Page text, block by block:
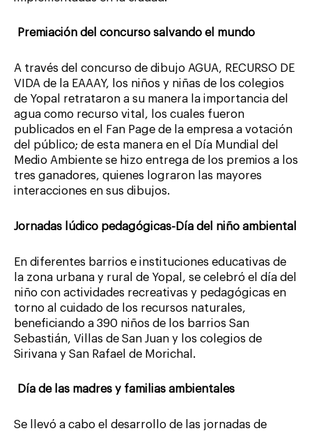
Premiación del concurso salvando el mundo
A través del concurso de dibujo AGUA, RECURSO DE
VIDA de la EAAAY, los niños y niñas de los colegios
de Yopal retrataron a su manera la importancia del
agua como recurso vital, los cuales fueron
publicados en el Fan Page de la empresa a votación
del público; de esta manera en el Día Mundial del
Medio Ambiente se hizo entrega de los premios a los
tres ganadores, quienes lograron las mayores
interacciones en sus dibujos.
Jornadas lúdico pedagógicas-Día del niño ambiental
En diferentes barrios e instituciones educativas de
la zona urbana y rural de Yopal, se celebró el día del
niño con actividades recreativas y pedagógicas en
torno al cuidado de los recursos naturales,
beneficiando a 390 niños de los barrios San
Sebastián, Villas de San Juan y los colegios de
Sirivana y San Rafael de Morichal.
Día de las madres y familias ambientales
Se llevó a cabo el desarrollo de las jornadas de